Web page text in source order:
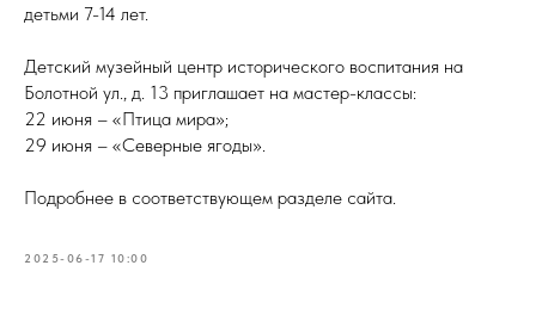
детьми 7-14 лет.
Детский музейный центр исторического воспитания на
Болотной ул., д. 13 приглашает на мастер-классы:
22 июня – «Птица мира»;
29 июня – «Северные ягоды».
Подробнее в соответствующем разделе сайта.
2025-06-17 10:00